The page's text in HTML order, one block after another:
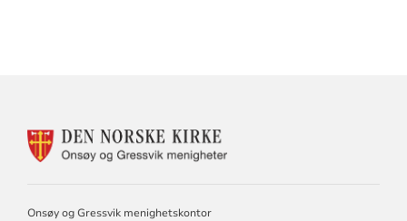
FOR
Onsøy og Gressvik menighetskontor